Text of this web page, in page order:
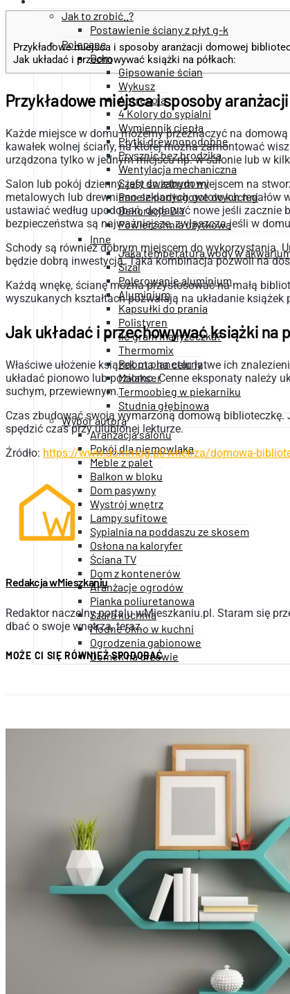
Jak to zrobić..?
Postawienie ściany z płyt g-k
Polecane
Dom
Gipsowanie ścian
Wykusz
Antresola
4 Kolory do sypialni
Wymiennik ciepła
Płytki drewnopodobne
Prysznic bez brodzika
Wentylacja mechaniczna
Szafy do zabudowy
Panele podłogowe do kuchni
Dekoracje DIY
Powierzchnia użytkowa
Inne
Jaka temperatura wody w
Sizal
Polerowanie aluminium
Aluminium
Kapsułki do prania
Polistyren
Ile gram ma łyżeczka?
Thermomix
Robot planetarny
Malakser
Termoobieg w piekarniku
Studnia głębinowa
Wybór autora
Aranżacja salonu
Pokój dla niemowlaka
Meble z palet
Balkon w bloku
Dom pasywny
Wystrój wnętrz
Lampy sufitowe
Sypialnia na poddaszu ze skosem
Osłona na kaloryfer
Ściana TV
Dom z kontenerów
Aranżacje ogrodów
Pianka poliuretanowa
Szara kuchnia
Modne okno w kuchni
Ogrodzenia gabionowe
Domek na drzewie
Przykładowe miejsca i sposoby aranżacji domowej
Jak układać i przechowywać książki na półkach:
Przykładowe miejsca i sposoby
Każde miejsce w domu możemy przeznaczyć na
kawałek wolnej ściany, na której można zamontować
urządzona tylko w jednym miejscu np. w salonie lub w
Salon lub pokój dzienny, jest świetnym miejscem na
metalowych lub drewniano-szklanych gotowych regałów
ustawiać według upodobań, dodawać nowe jeśli zacznie
bezpieczeństwa są najważniejsze, zwłaszcza jeśli w
Schody są również dobrym miejscem do wykorzystania.
będzie dobrą inwestycją. Taka kombinacja pozwoli na
Każdą wnękę, ścianę można przystosować na małą
wyszukanych kształtach pozwalają na układanie
Jak układać i przechowywać książki na
Właściwe ułożenie książek ma na celu łatwe ich
układać pionowo lub poziomo. Cenne eksponaty należy
suchym, przewiewnym.
Czas zbudować swoją wymarzoną domową
spędzić czas przy ulubionej lekturze.
Źródło: https://www.dommag.pl/wnetrza/domowa-
Redakcja wMieszkaniu
Redaktor naczelny portalu wMieszkaniu.pl. Staram się
dbać o swoje wnętrza, teraz.
MOŻE CI SIĘ RÓWNIEŻ SPODOBAĆ